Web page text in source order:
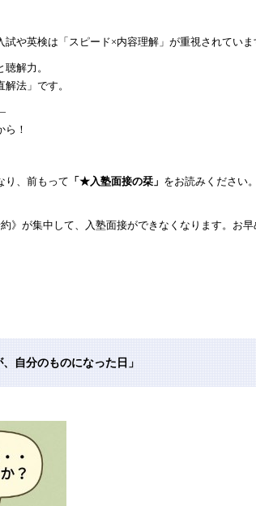
試や英検は「スピード×内容理解」が重視されていま
解力。
法」です。
！
り、前もって 「★入塾面接の栞」 をお読みください
》が集中して、入塾面接ができなくなります。お
自分のものになった日」